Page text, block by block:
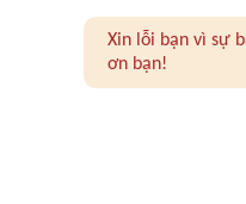
Xin lỗi bạn vì sự
ơn bạn!